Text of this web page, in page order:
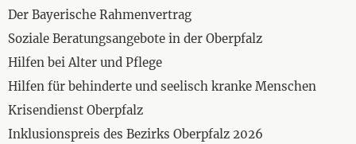
Der Bayerische Rahmenvertrag
Soziale Beratungsangebote in der Oberpfalz
Hilfen bei Alter und Pflege
Hilfen für behinderte und seelisch kranke Menschen
Krisendienst Oberpfalz
Inklusionspreis des Bezirks Oberpfalz 2026